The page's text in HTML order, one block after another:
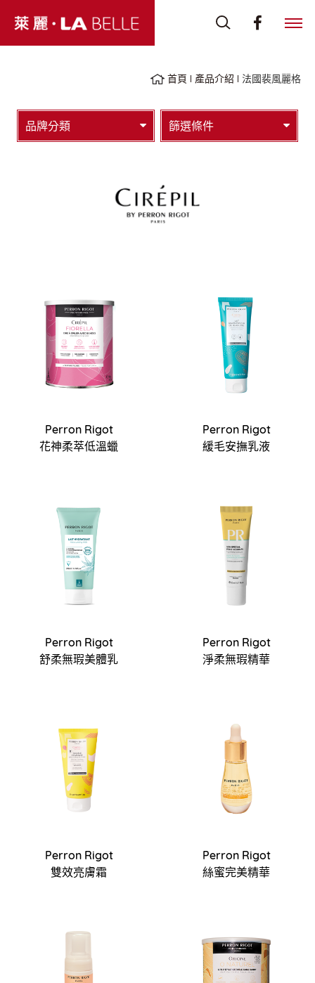
首頁 產品介紹 法國裴風麗格
品牌分類 篩選條件
Perron Rigot
花神柔萃低溫蠟
Perron Rigot
緩毛安撫乳液
Perron Rigot
舒柔無瑕美體乳
Perron Rigot
淨柔無瑕精華
Perron Rigot
雙效亮膚霜
Perron Rigot
絲蜜完美精華